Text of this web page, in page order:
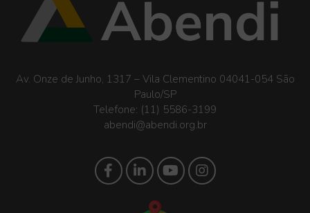
Av. Onze de Junho, 1317 – Vila Clementino 04041-054 São
Paulo/SP
Telefone: (11) 5586-3199
abendi@abendi.org.br